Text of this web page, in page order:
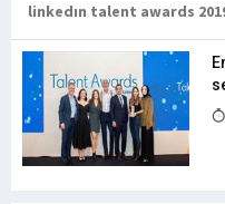
linkedın talent awards